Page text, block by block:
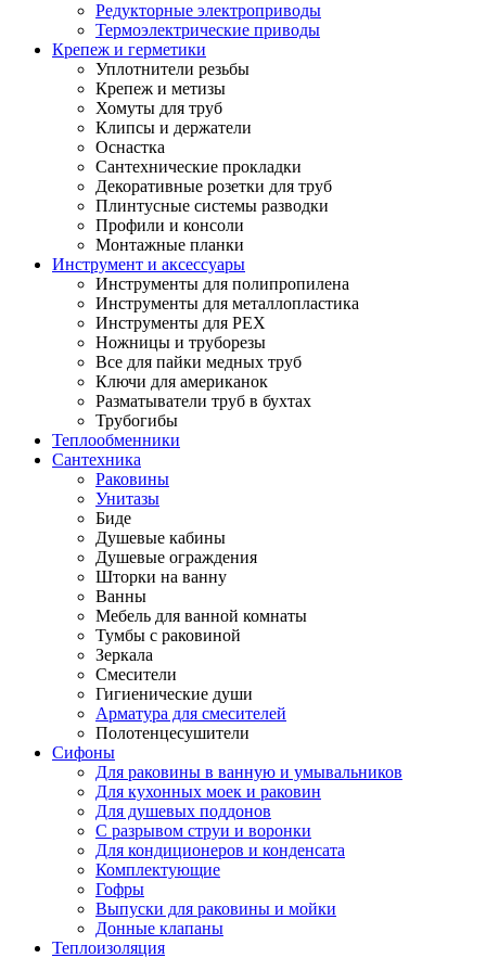
Редукторные электроприводы
Термоэлектрические приводы
Крепеж и герметики
Уплотнители резьбы
Крепеж и метизы
Хомуты для труб
Клипсы и держатели
Оснастка
Сантехнические прокладки
Декоративные розетки для труб
Плинтусные системы разводки
Профили и консоли
Монтажные планки
Инструмент и аксессуары
Инструменты для полипропилена
Инструменты для металлопластика
Инструменты для PEX
Ножницы и труборезы
Все для пайки медных труб
Ключи для американок
Разматыватели труб в бухтах
Трубогибы
Теплообменники
Сантехника
Раковины
Унитазы
Биде
Душевые кабины
Душевые ограждения
Шторки на ванну
Ванны
Мебель для ванной комнаты
Тумбы с раковиной
Зеркала
Смесители
Гигиенические души
Арматура для смесителей
Полотенцесушители
Сифоны
Для раковины в ванную и умывальников
Для кухонных моек и раковин
Для душевых поддонов
С разрывом струи и воронки
Для кондиционеров и конденсата
Комплектующие
Гофры
Выпуски для раковины и мойки
Донные клапаны
Теплоизоляция